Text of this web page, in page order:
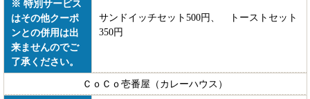
※ 特別サービス
はその他クーポ
ンとの併用は出
来ませんのでご
了承ください。
サンドイッチセット500円、 トーストセット
350円
ＣｏＣｏ壱番屋（カレーハウス）